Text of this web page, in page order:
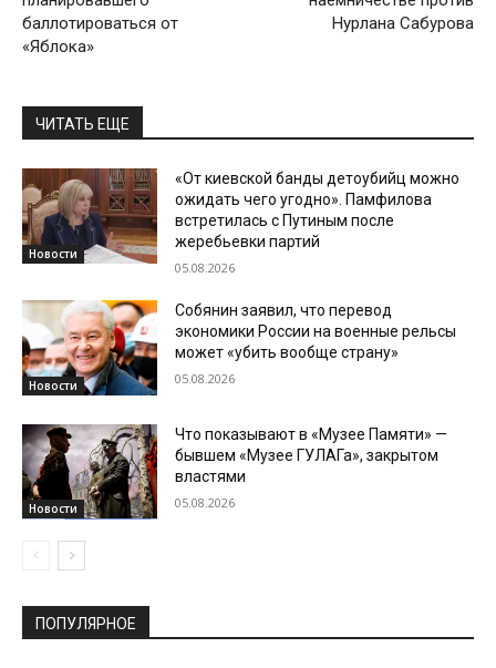
баллотироваться от
«Яблока»
Нурлана Сабурова
ЧИТАТЬ ЕЩЕ
Новости
«От киевской банды детоубийц можно
ожидать чего угодно». Памфилова
встретилась с Путиным после
жеребьевки партий
05.08.2026
Новости
Собянин заявил, что перевод
экономики России на военные рельсы
может «убить вообще страну»
05.08.2026
Новости
Что показывают в «Музее Памяти» —
бывшем «Музее ГУЛАГа», закрытом
властями
05.08.2026
ПОПУЛЯРНОЕ